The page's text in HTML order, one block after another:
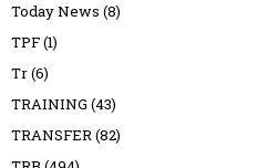
Today News (8)
TPF(1)
Tr(6)
TRAINING (43)
TRANSFER(82)